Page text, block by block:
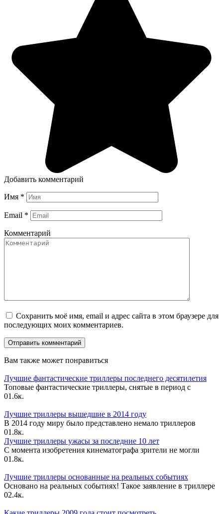
Добавить комментарий
Имя *
Email *
Комментарий
Сохранить моё имя, email и адрес сайта в этом браузере для
последующих моих комментариев.
Вам также может понравиться
Лучшие фантастические триллеры последнего десятилетия
Топовые фантастические триллеры, снятые в период с
01.6к.
Лучшие триллеры вышедшие в 2014 году
В 2014 году миру было представлено немало триллеров
01.8к.
Лучшие триллеры ужасы за последние 10 лет
С момента изобретения кинематографа зрители не могли
01.8к.
Лучшие триллеры основанные на реальных событиях
Основано на реальных событиях! Такое заявление в триллере
02.4к.